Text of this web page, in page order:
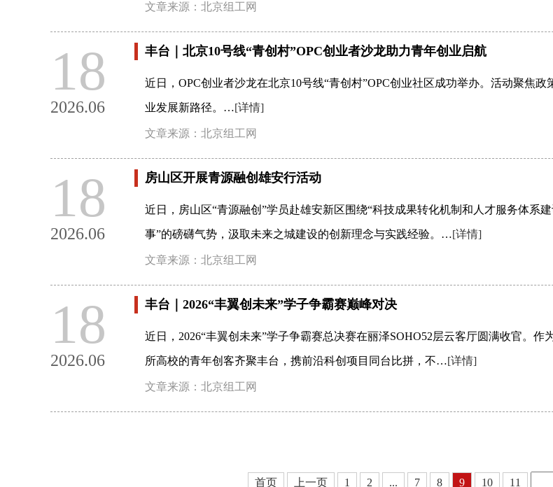
文章来源：北京组工网
18
2026.06
丰台｜北京10号线“青创村”OPC创业者沙龙助力青年创业启航
近日，OPC创业者沙龙在北京10号线“青创村”OPC创业社区成功举办。活动聚焦
业发展新路径。…[详情]
文章来源：北京组工网
18
2026.06
房山区开展青源融创雄安行活动
近日，房山区“青源融创”学员赴雄安新区围绕“科技成果转化机制和人才服务体系
事”的磅礴气势，汲取未来之城建设的创新理念与实践经验。…[详情]
文章来源：北京组工网
18
2026.06
丰台｜2026“丰翼创未来”学子争霸赛巅峰对决
近日，2026“丰翼创未来”学子争霸赛总决赛在丽泽SOHO52层云客厅圆满收官。
所高校的青年创客齐聚丰台，携前沿科创项目同台比拼，不…[详情]
文章来源：北京组工网
首页 上一页 1 2 ... 7 8 9 10 11